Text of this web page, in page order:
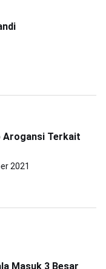
Arogansi Terkait
2021
Masuk 3 Besar